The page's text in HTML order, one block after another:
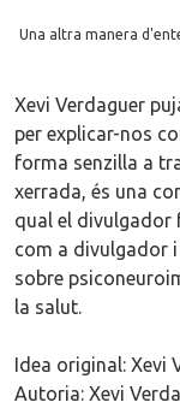
Una altra manera
Xevi Verdaguer
per explicar-nos
forma senzilla a
xerrada, és una
qual el divulgador
com a divulgador
sobre
la salut.
Idea original: Xevi
Autoria: Xevi